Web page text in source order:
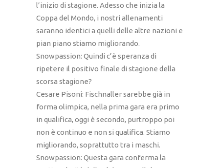
l’inizio di stagione. Adesso che inizia la
Coppa del Mondo, i nostri allenamenti
saranno identici a quelli delle altre nazioni e
pian piano stiamo migliorando.
Snowpassion: Quindi c’è speranza di
ripetere il positivo finale di stagione della
scorsa stagione?
Cesare Pisoni: Fischnaller sarebbe già in
forma olimpica, nella prima gara era primo
in qualifica, oggi è secondo, purtroppo poi
non è continuo e non si qualifica. Stiamo
migliorando, soprattutto tra i maschi.
Snowpassion: Questa gara conferma la